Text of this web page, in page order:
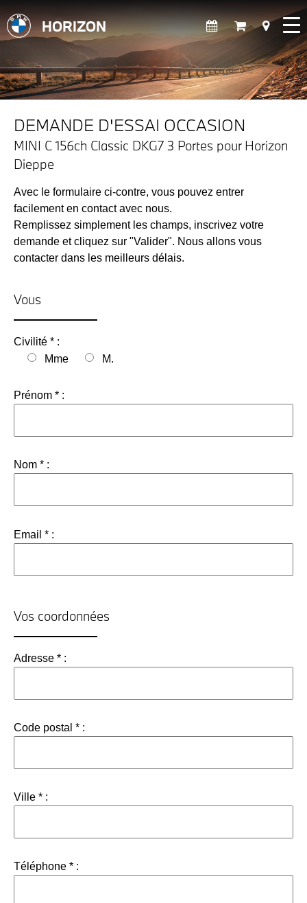
HORIZON
DEMANDE D'ESSAI OCCASION
MINI C 156ch Classic DKG7 3 Portes pour Horizon
Dieppe
Avec le formulaire ci-contre, vous pouvez entrer
facilement en contact avec nous.
Remplissez simplement les champs, inscrivez votre
demande et cliquez sur "Valider". Nous allons vous
contacter dans les meilleurs délais.
Vous
Civilité * :
Mme
M.
Prénom * :
Nom * :
Email * :
Vos coordonnées
Adresse * :
Code postal * :
Ville * :
Téléphone * :